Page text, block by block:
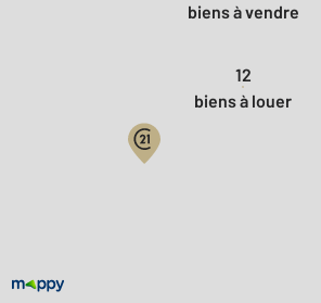
biens à vendre
12
biens à louer